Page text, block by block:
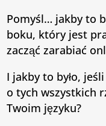
Pomyśl… jakby to
boku, który jest
zacząć zarabiać
I jakby to było,
o tych wszystkich
Twoim języku?